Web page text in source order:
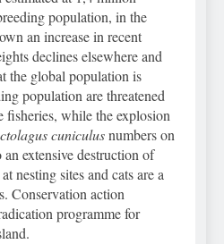
population, in the
an increase in recent
declines elsewhere and
the global population is
population are threatened
while the explosion
cuniculusnumbers on
extensive destruction of
nesting sites and cats are a
Conservation action
programme for